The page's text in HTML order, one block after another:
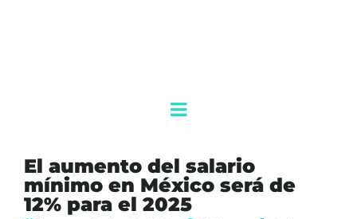
El aumento del salario
mínimo en México será de
12% para el 2025